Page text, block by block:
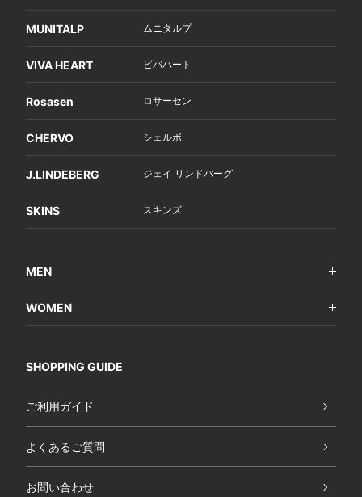
MUNITALP ムニタルプ
VIVA HEART ビバハート
Rosasen ロサーセン
CHERVO シェルボ
J.LINDEBERG ジェイ リンドバーグ
SKINS スキンズ
MEN
WOMEN
SHOPPING GUIDE
ご利用ガイド
よくあるご質問
お問い合わせ